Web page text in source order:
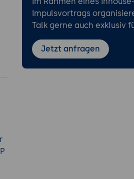
Impulsvortrags
Talk gerne auch exklusiv
Jetzt anfragen